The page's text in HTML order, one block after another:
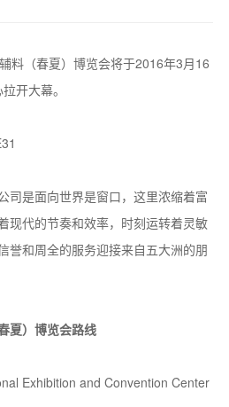
料（春夏）博览会将于2016年3月16
开大幕。
司是面向世界是窗口，这里浓缩着富
现代的节奏和效率，时刻运转着灵敏
誉和周全的服务迎接来自五大洲的朋
夏）博览会路线
Exhibition and Convention Center